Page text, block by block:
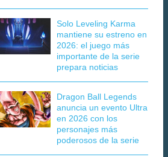
Solo Leveling Karma
mantiene su estreno en
2026: el juego más
importante de la serie
prepara noticias
Dragon Ball Legends
anuncia un evento Ultra
en 2026 con los
personajes más
poderosos de la serie